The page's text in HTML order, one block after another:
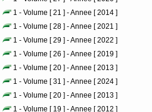
1 - Volume [ 21 ] - Annee [ 2014 ]
1 - Volume [ 28 ] - Annee [ 2021 ]
1 - Volume [ 29 ] - Annee [ 2022 ]
1 - Volume [ 26 ] - Annee [ 2019 ]
1 - Volume [ 20 ] - Annee [ 2013 ]
1 - Volume [ 31 ] - Annee [ 2024 ]
1 - Volume [ 20 ] - Annee [ 2013 ]
1 - Volume [ 19 ] - Annee [ 2012 ]